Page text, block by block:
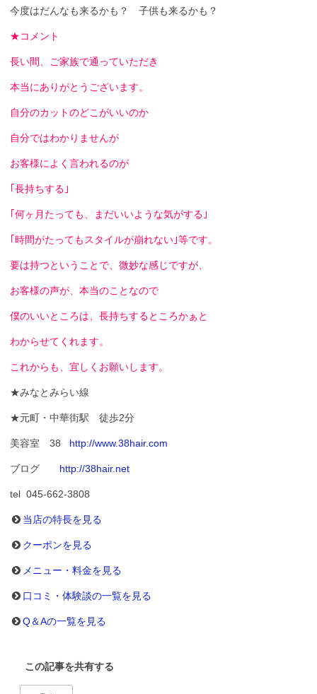
今度はだんなも来るかも？ 子供も来るかも？
★コメント
長い間、ご家族で通っていただき
本当にありがとうございます。
自分のカットのどこがいいのか
自分ではわかりませんが
お客様によく言われるのが
｢長持ちする｣
｢何ヶ月たっても、まだいいような気がする｣
｢時間がたってもスタイルが崩れない｣等です。
要は持つということで、微妙な感じですが、
お客様の声が、本当のことなので
僕のいいところは、長持ちするところかぁと
わからせてくれます。
これからも、宜しくお願いします。
★みなとみらい線
★元町・中華街駅 徒歩2分
美容室 38 http://www.38hair.com
ブログ http://38hair.net
tel 045-662-3808
当店の特長を見る
クーポンを見る
メニュー・料金を見る
口コミ・体験談の一覧を見る
Q＆Aの一覧を見る
この記事を共有する